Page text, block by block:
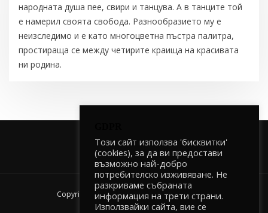
народната душа пее, свири и танцува. А в танците той
е намерил своята свобода. Разнообразието му е
неизследимо и е като многоцветна пъстра палитра,
простираща се между четирите краища на красивата
ни родина.
Copyright © 2022 | Created byBonedGroup
Този сайт използва 'бисквитки'
(cookies), за да ви предостави
възможно най-добро
потребителско изживяване. Не
разкриваме събраната
информация на трети страни.
Използвайки сайта, вие се